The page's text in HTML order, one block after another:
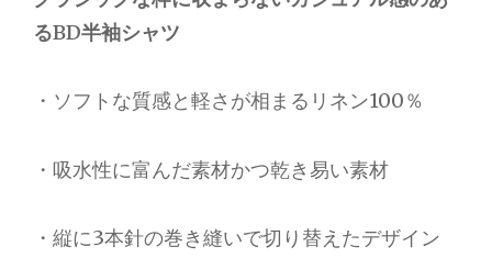
るBD半袖シャツ
・ソフトな質感と軽さが相まるリネン100％
・吸水性に富んだ素材かつ乾き易い素材
・縦に3本針の巻き縫いで切り替えたデザイン